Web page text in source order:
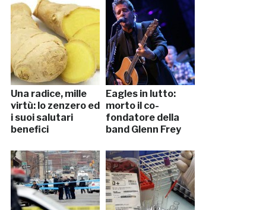
Una radice, mille
virtù: lo zenzero ed
i suoi salutari
benefici
Eagles in lutto:
morto il co-
fondatore della
band Glenn Frey